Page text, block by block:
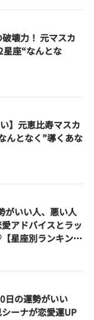
壊力！ 元マスカ
星座“なんとな
】元恵比寿マスカ
んとなく”導くあな
がいい人、悪い人
アドバイスとラッ
星座別ランキン
日の運勢がいい
ーナが恋愛運UP